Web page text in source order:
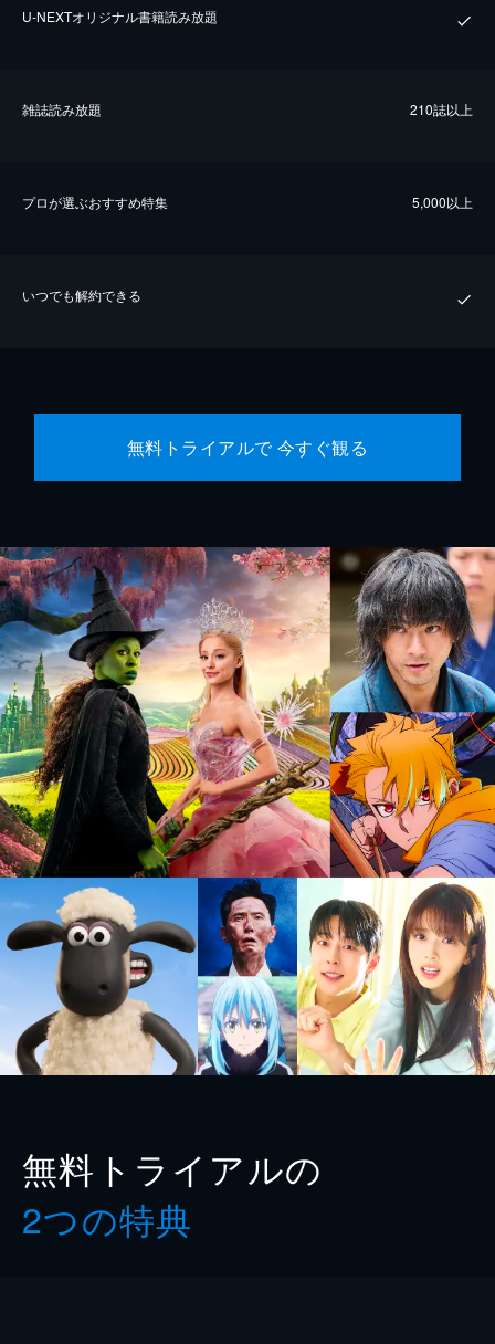
U-NEXTオリジナル書籍読み放題
雑誌読み放題 210誌以上
プロが選ぶおすすめ特集 5,000以上
いつでも解約できる
無料トライアルで 今すぐ観る
無料トライアルの
2つの特典